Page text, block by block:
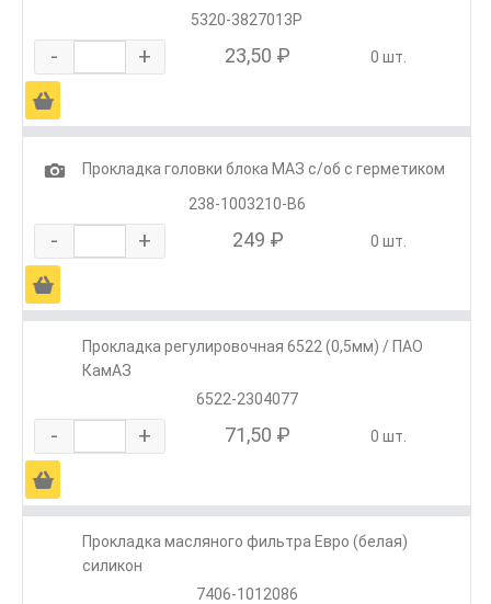
5320-3827013Р
- + 23,50 ₽ 0 шт.
Ä
1
Прокладка головки блока МАЗ с/об с герметиком
238-1003210-В6
- + 249 ₽ 0 шт.
Ä
Прокладка регулировочная 6522 (0,5мм) / ПАО
КамАЗ
6522-2304077
- + 71,50 ₽ 0 шт.
Ä
Прокладка масляного фильтра Евро (белая)
силикон
7406-1012086